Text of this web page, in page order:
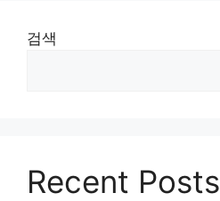
검색
Recent Posts